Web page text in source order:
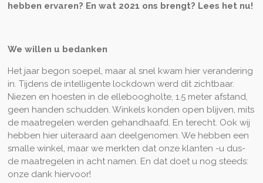
hebben ervaren? En wat 2021 ons brengt? Lees het nu!
We willen u bedanken
Het jaar begon soepel, maar al snel kwam hier verandering
in. Tijdens de intelligente lockdown werd dit zichtbaar.
Niezen en hoesten in de elleboogholte, 1.5 meter afstand,
geen handen schudden. Winkels konden open blijven, mits
de maatregelen werden gehandhaafd. En terecht. Ook wij
hebben hier uiteraard aan deelgenomen. We hebben een
smalle winkel, maar we merkten dat onze klanten -u dus-
de maatregelen in acht namen. En dat doet u nog steeds:
onze dank hiervoor!